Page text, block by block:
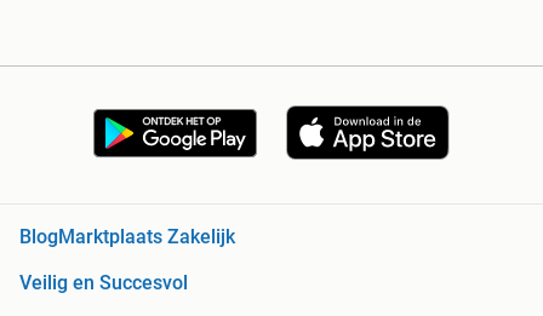
Blog Marktplaats Zakelijk
Veilig en Succesvol